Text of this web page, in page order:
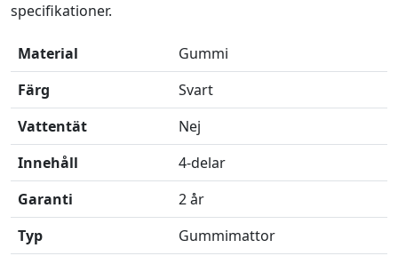
specifikationer.
Material
Gummi
Färg
Svart
Vattentät
Nej
Innehåll
4-delar
Garanti
2 år
Typ
Gummimattor